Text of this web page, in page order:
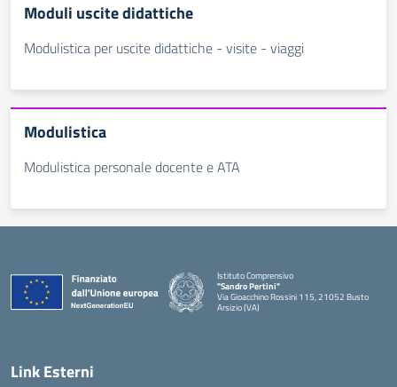
Moduli uscite didattiche
Modulistica per uscite didattiche - visite - viaggi
Modulistica
Modulistica personale docente e ATA
Istituto Comprensivo
"Sandro Pertini"
Via Gioacchino Rossini 115, 21052 Busto
Arsizio (VA)
Link Esterni